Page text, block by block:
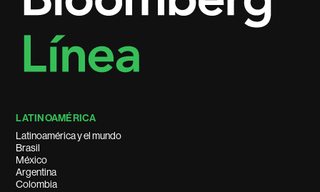
LATINOAMÉRICA
Latinoamérica y el mundo
Brasil
México
Argentina
Colombia